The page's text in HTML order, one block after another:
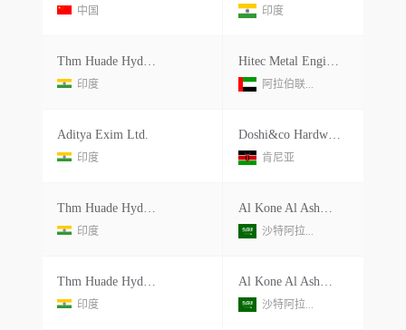
中国 印度
Thm Huade Hydraulics Private Limited
印度
Hitec Metal Engineering Co Llc
阿拉伯联...
Aditya Exim Ltd.
印度
Doshi&co Hardware Ltd.
肯尼亚
Thm Huade Hydraulics Pvt Ltd.
印度
Al Kone Al Ashmal Trading Co
沙特阿拉...
Thm Huade Hydraulics Pvt Ltd.
印度
Al Kone Al Ashmal Trading Co
沙特阿拉...